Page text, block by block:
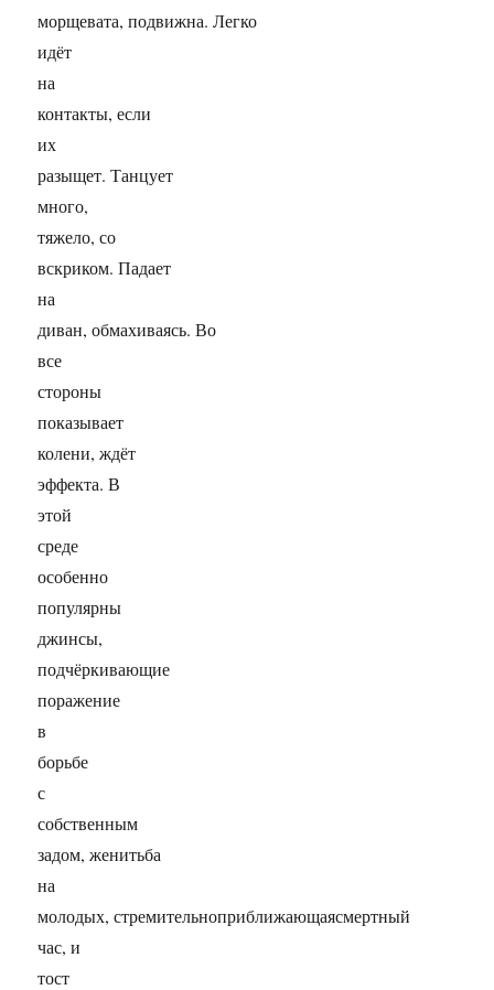
морщевата, подвижна. Легко
идёт
на
контакты, если
их
разыщет. Танцует
много,
тяжело, со
вскриком. Падает
на
диван, обмахиваясь. Во
все
стороны
показывает
колени, ждёт
эффекта. В
этой
среде
особенно
популярны
джинсы,
подчёркивающие
поражение
в
борьбе
с
собственным
задом, женитьба
на
молодых, стремительноприближающаясмертный
час, и
тост